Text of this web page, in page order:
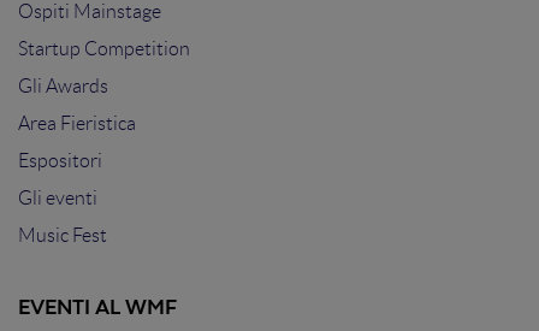
Ospiti Mainstage
Startup Competition
Gli Awards
Area Fieristica
Espositori
Gli eventi
Music Fest
EVENTI AL WMF